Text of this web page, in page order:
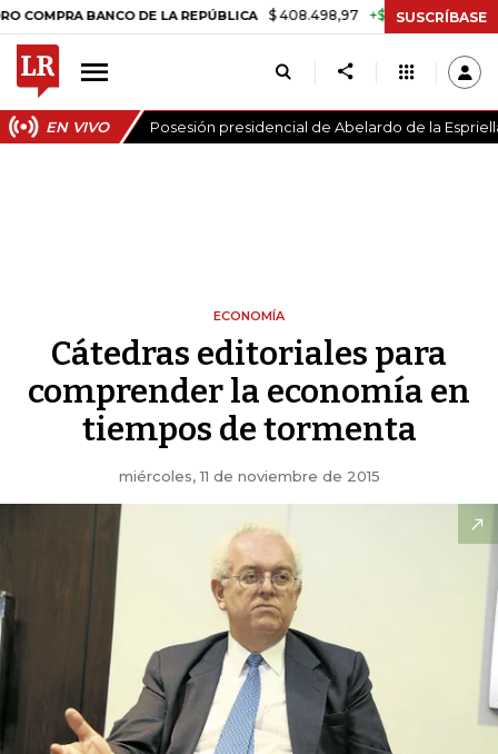
BANCO DE LA REPÚBLICA $ 408.498,97 +$ 8.753,81 +2,19%
SUSCRÍBASE
EN VIVO Posesión presidencial de Abelardo de la
ECONOMÍA
Cátedras editoriales para
comprender la economía en
tiempos de tormenta
miércoles, 11 de noviembre de 2015